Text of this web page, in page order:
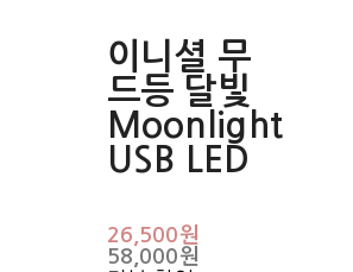
이니셜 무
드등 달빛
Moonlight
USB LED
26,500원
58,000원